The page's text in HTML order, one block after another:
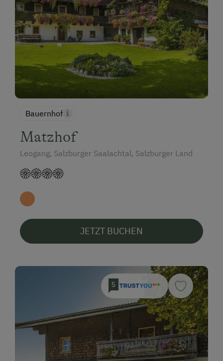
Bauernhof
Matzhof
Leogang, Salzburger Saalachtal, Salzburger Land
JETZT BUCHEN
5